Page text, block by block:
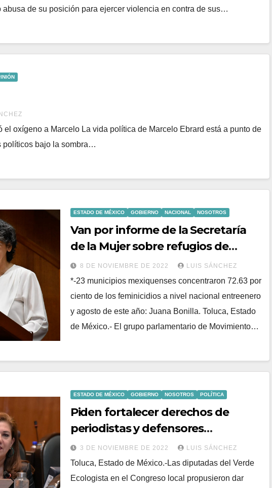
de su posición para ejercer violencia en contra de sus…
el oxígeno a Marcelo La vida política de Marcelo Ebrard está a punto de
políticos bajo la sombra…
ESTADO DE MÉXICO GOBIERNO NACIONAL NOSOTROS
Van por informe de la Secretaría
de la Mujer sobre refugios de
mujeres
8 DE NOVIEMBRE DE 2022 LUIS SÁNCHEZ
*-23 municipios mexiquenses concentraron 72.63 por
ciento de los feminicidios a nivel nacional entreenero
y agosto de este año: Juana Bonilla. Toluca, Estado
de México.- El grupo parlamentario de Movimiento…
ESTADO DE MÉXICO GOBIERNO NOSOTROS POLÍTICA
Piden fortalecer derechos de
periodistas y defensores
medioambientales
3 DE NOVIEMBRE DE 2022 LUIS SÁNCHEZ
Toluca, Estado de México.-Las diputadas del Verde
Ecologista en el Congreso local propusieron dar